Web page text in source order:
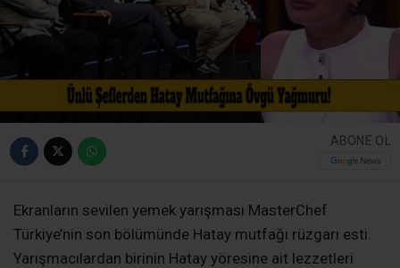
ABONE OL
​Ekranların sevilen yemek yarışması MasterChef
Türkiye’nin son bölümünde Hatay mutfağı rüzgarı esti.
Yarışmacılardan birinin Hatay yöresine ait lezzetleri